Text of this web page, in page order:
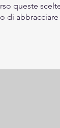
queste
di